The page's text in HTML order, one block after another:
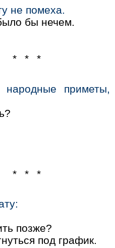
не помеха.
бы нечем.
* * *
приметы,
* * *
позже?
под график.